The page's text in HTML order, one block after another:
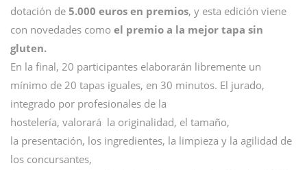
dotación de 5.000 euros en premios, y esta edición viene
con novedades como el premio a la mejor tapa sin
gluten.
En la final, 20 participantes elaborarán libremente un
mínimo de 20 tapas iguales, en 30 minutos. El jurado,
integrado por profesionales de la
hostelería, valorará la originalidad, el tamaño,
la presentación, los ingredientes, la limpieza y la agilidad de
los concursantes,